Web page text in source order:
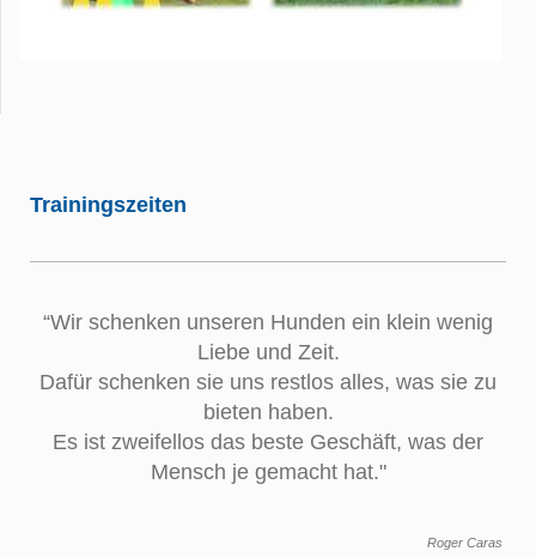
Trainingszeiten
“Wir schenken unseren Hunden ein klein wenig
Liebe und Zeit.
Dafür schenken sie uns restlos alles, was sie zu
bieten haben.
Es ist zweifellos das beste Geschäft, was der
Mensch je gemacht hat."
Roger Caras